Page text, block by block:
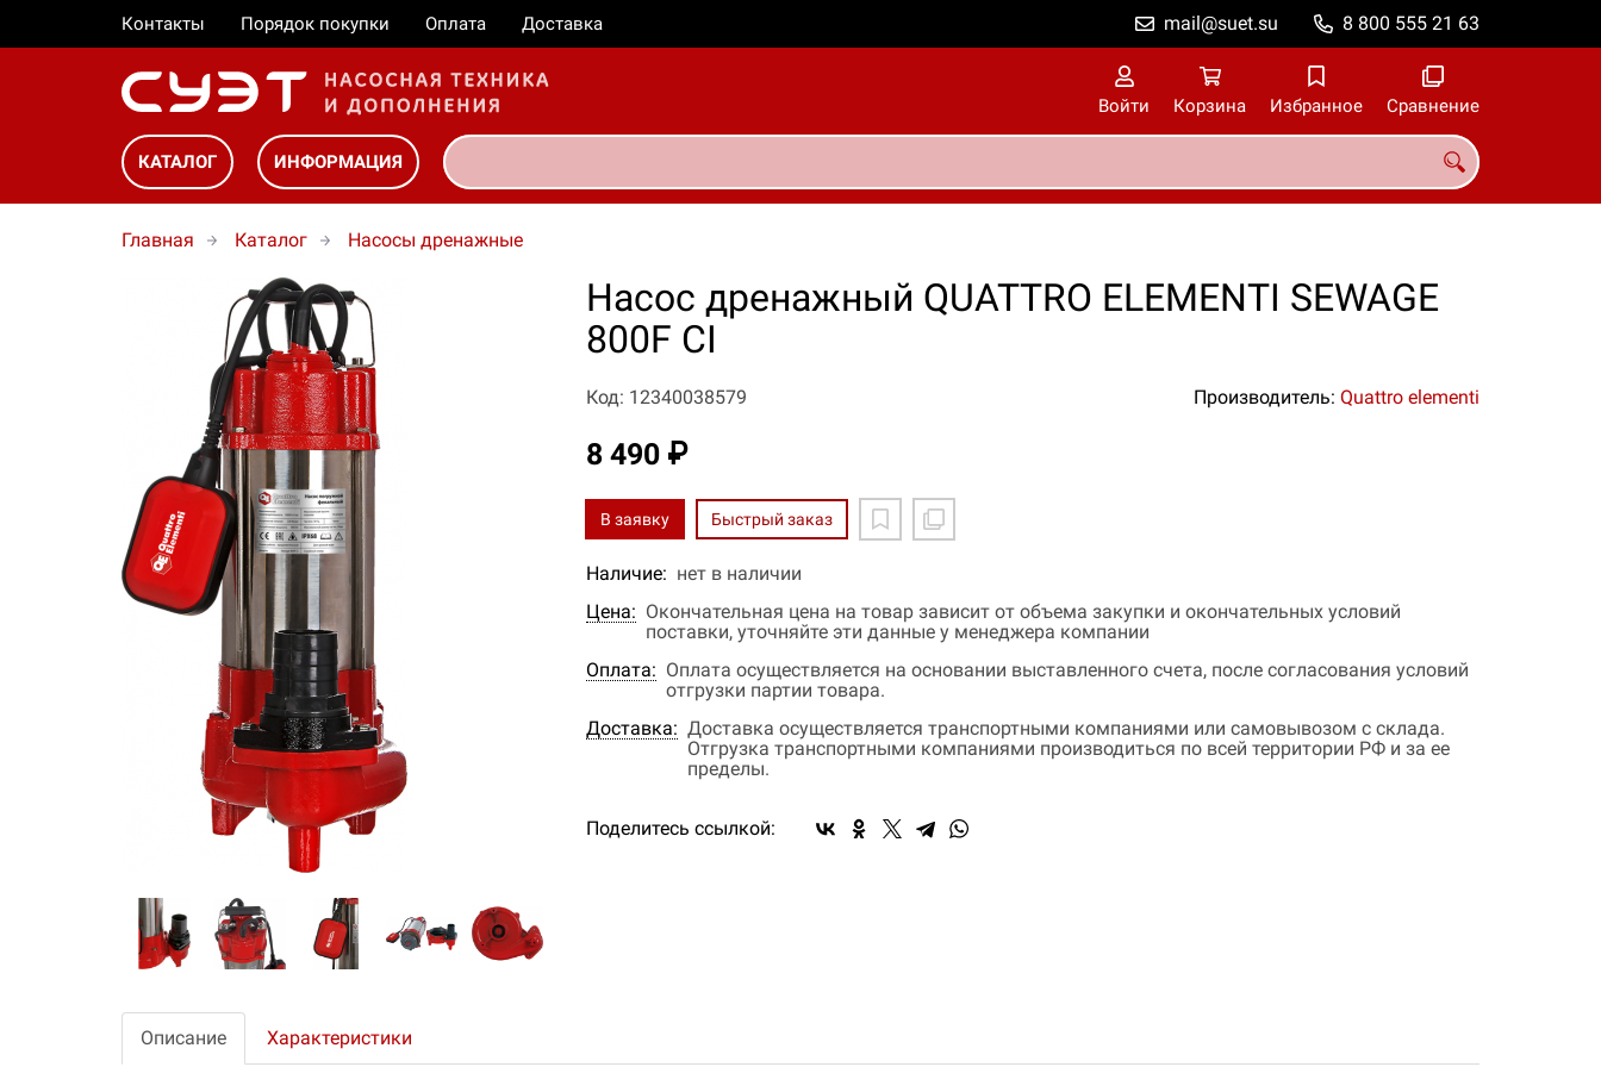
Контакты Порядок покупки Оплата Доставка 8 800 555 21 63
mail@suet.su
Войти Корзина Избранное Сравнение
КАТАЛОГ ИНФОРМАЦИЯ
Главная Каталог Насосы дренажные
Насос дренажный QUATTRO ELEMENTI SEWAGE
800F CI
Код: 12340038579 Производитель: Quattro elementi
8 490 ₽
В заявку Быстрый заказ
Наличие: нет в наличии
Цена: Окончательная цена на товар зависит от объема закупки и окончательных условий
поставки, уточняйте эти данные у менеджера компании
Оплата: Оплата осуществляется на основании выставленного счета, после согласования условий
отгрузки партии товара.
Доставка: Доставка осуществляется транспортными компаниями или самовывозом с склада.
Отгрузка транспортными компаниями производиться по всей территории РФ и за ее
пределы.
Поделитесь ссылкой:
Описание Характеристики